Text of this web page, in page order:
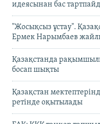
идеясынан бас
"Жосықсыз ұстау".
Ермек Нарымбаев
Қазақстанда
босап шықты
Қазақстан
ретінде оқытылады